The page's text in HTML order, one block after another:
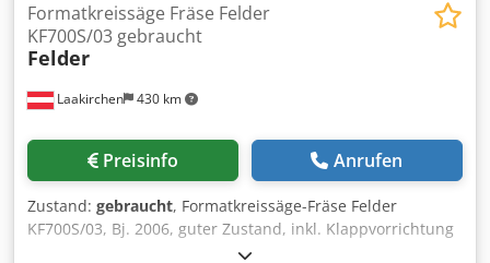
Laakirchen 430 km
Formatkreissäge Fräse Felder
KF700S/03 gebraucht
Felder
Preisinfo Anrufen
Zustand: gebraucht, Formatkreissäge-Fräse Felder
KF700S/03, Bj. 2006, guter Zustand, inkl. Klappvorrichtung
f. Vorschub und Zapfenschlitzhaube, 5,5 kW S6, 3200 mm